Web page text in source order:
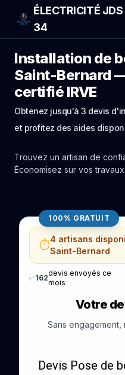
ÉLECTRICITÉ JDS
34
Installation de
Saint-Bernard
certifié IRVE
Obtenez jusqu'à 3 devis
et profitez des aides
Trouvez un artisan de
Économisez sur vos
100% GRATUIT
⏱️4 artisans
Saint-Bernard
✅162
devis envoyés ce
mois
Votre
Sans
Devis Pose de